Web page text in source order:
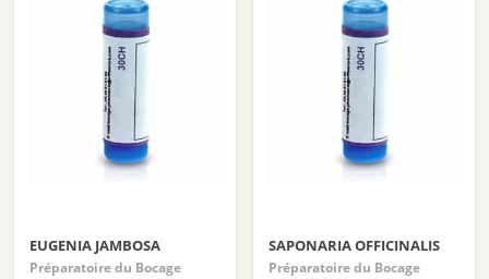
EUGENIA JAMBOSA
Préparatoire du Bocage
SAPONARIA OFFICINALIS
Préparatoire du Bocage